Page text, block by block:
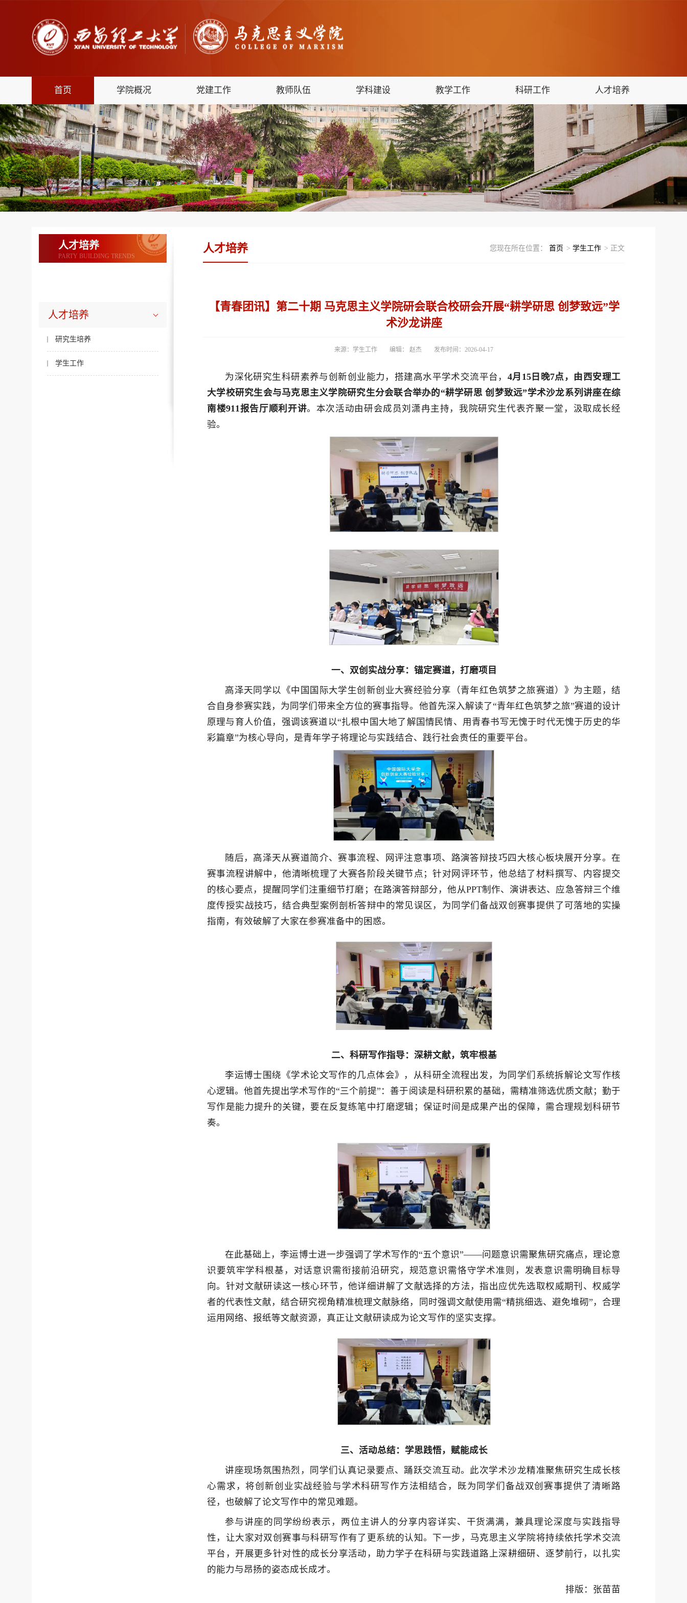
首页 学院概况 党建工作 教师队伍 学科建设 教学工作 科研工作 人才培养
人才培养
PARTY BUILDING TRENDS
人才培养
研究生培养
学生工作
人才培养 您现在所在位置： 首页 > 学生工作 > 正文
【青春团讯】第二十期 马克思主义学院研会联合校研会开展“耕学研思 创梦致远”学
术沙龙讲座
来源：学生工作 编辑： 赵杰 发布时间：2026-04-17
为深化研究生科研素养与创新创业能力，搭建高水平学术交流平台， 4月15日晚7点，由西安理工
大学校研究生会与马克思主义学院研究生分会联合举办的“耕学研思 创梦致远”学术沙龙系列讲座在综
南楼911报告厅顺利开讲。本次活动由研会成员刘潇冉主持，我院研究生代表齐聚一堂，汲取成长经
验。
一、双创实战分享：锚定赛道，打磨项目
高泽天同学以《中国国际大学生创新创业大赛经验分享（青年红色筑梦之旅赛道）》为主题，结
合自身参赛实践，为同学们带来全方位的赛事指导。他首先深入解读了“青年红色筑梦之旅”赛道的设计
原理与育人价值，强调该赛道以“扎根中国大地了解国情民情、用青春书写无愧于时代无愧于历史的华
彩篇章”为核心导向，是青年学子将理论与实践结合、践行社会责任的重要平台。
随后，高泽天从赛道简介、赛事流程、网评注意事项、路演答辩技巧四大核心板块展开分享。在
赛事流程讲解中，他清晰梳理了大赛各阶段关键节点；针对网评环节，他总结了材料撰写、内容提交
的核心要点，提醒同学们注重细节打磨；在路演答辩部分，他从PPT制作、演讲表达、应急答辩三个维
度传授实战技巧，结合典型案例剖析答辩中的常见误区，为同学们备战双创赛事提供了可落地的实操
指南，有效破解了大家在参赛准备中的困惑。
二、科研写作指导：深耕文献，筑牢根基
李运博士围绕《学术论文写作的几点体会》，从科研全流程出发，为同学们系统拆解论文写作核
心逻辑。他首先提出学术写作的“三个前提”：善于阅读是科研积累的基础，需精准筛选优质文献；勤于
写作是能力提升的关键，要在反复练笔中打磨逻辑；保证时间是成果产出的保障，需合理规划科研节
奏。
在此基础上，李运博士进一步强调了学术写作的“五个意识”——问题意识需聚焦研究痛点，理论意
识要筑牢学科根基，对话意识需衔接前沿研究，规范意识需恪守学术准则，发表意识需明确目标导
向。针对文献研读这一核心环节，他详细讲解了文献选择的方法，指出应优先选取权威期刊、权威学
者的代表性文献，结合研究视角精准梳理文献脉络，同时强调文献使用需“精挑细选、避免堆砌”，合理
运用网络、报纸等文献资源，真正让文献研读成为论文写作的坚实支撑。
三、活动总结：学思践悟，赋能成长
讲座现场氛围热烈，同学们认真记录要点、踊跃交流互动。此次学术沙龙精准聚焦研究生成长核
心需求，将创新创业实战经验与学术科研写作方法相结合，既为同学们备战双创赛事提供了清晰路
径，也破解了论文写作中的常见难题。
参与讲座的同学纷纷表示，两位主讲人的分享内容详实、干货满满，兼具理论深度与实践指导
性，让大家对双创赛事与科研写作有了更系统的认知。下一步，马克思主义学院将持续依托学术交流
平台，开展更多针对性的成长分享活动，助力学子在科研与实践道路上深耕细研、逐梦前行，以扎实
的能力与昂扬的姿态成长成才。
排版：张苗苗